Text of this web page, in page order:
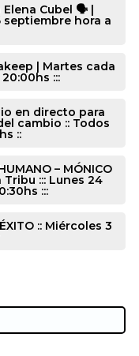
Elena Cubel 🗣️ |
septiembre hora a
| Martes cada
:::
en directo para
cambio :: Todos
::
– MÓNICO
Tribu ::: Lunes 24
:::
:: Miércoles 3